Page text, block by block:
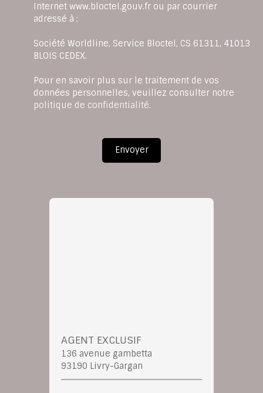
Internet www.bloctel.gouv.fr ou par courrier
adressé à :
Société Worldline, Service Bloctel, CS 61311, 41013
BLOIS CEDEX.
Pour en savoir plus sur le traitement de vos
données personnelles, veuillez consulter notre
politique de confidentialité.
Envoyer
AGENT EXCLUSIF
136 avenue gambetta
93190 Livry-Gargan